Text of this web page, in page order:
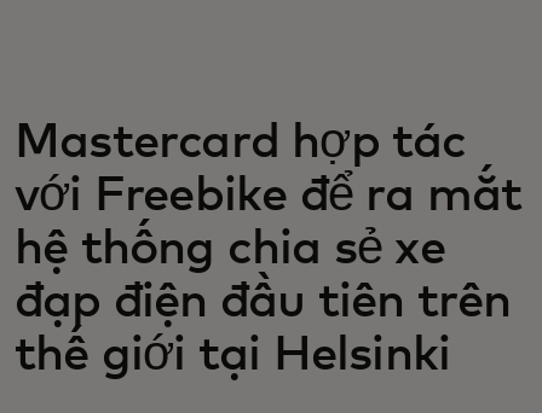
Dành cho doanh nghiệp
Dành cho thế giới
Dành cho nhà đổi mới
Tin tức và xu hướng
Mastercard hợp tác
với Freebike để ra mắt
hệ thống chia sẻ xe
đạp điện đầu tiên trên
thế giới tại Helsinki